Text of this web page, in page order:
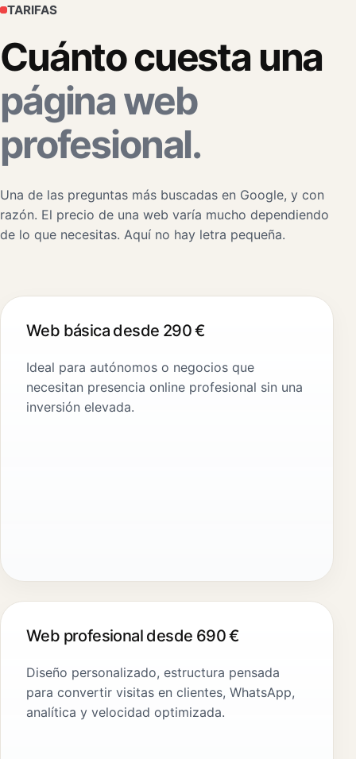
TARIFAS
Cuánto cuesta una
página web
profesional.
Una de las preguntas más buscadas en Google, y con
razón. El precio de una web varía mucho dependiendo
de lo que necesitas. Aquí no hay letra pequeña.
Web básica desde 290 €
Ideal para autónomos o negocios que
necesitan presencia online profesional sin una
inversión elevada.
Web profesional desde 690 €
Diseño personalizado, estructura pensada
para convertir visitas en clientes, WhatsApp,
analítica y velocidad optimizada.